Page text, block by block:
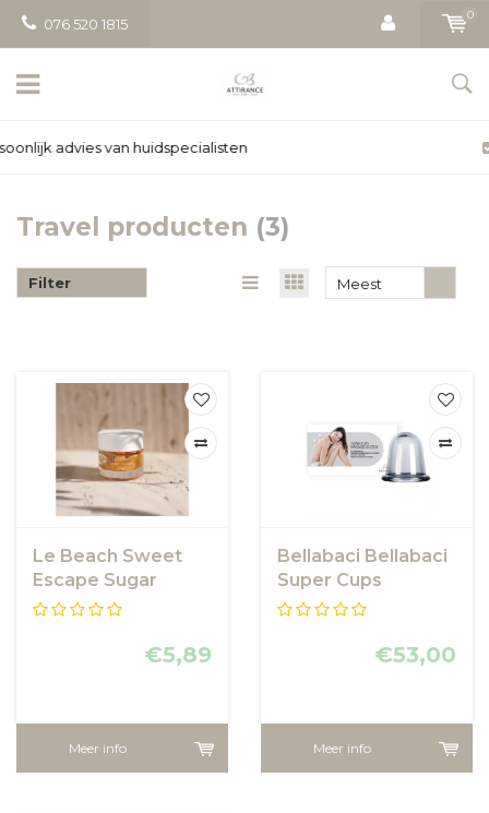
076 520 1815
0
Gratis bezorging vanaf € 50
Travel producten (3)
Filter
Meest
Le Beach Sweet
Escape Sugar
Scrub Mini
€5,89
Meer info
Bellabaci Bellabaci
Super Cups
€53,00
Meer info